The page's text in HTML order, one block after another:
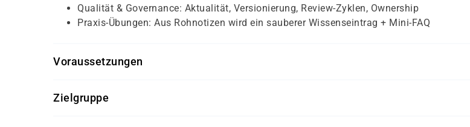
Qualität & Governance: Aktualität, Versionierung, Review-Zyklen, Ownership
Praxis-Übungen: Aus Rohnotizen wird ein sauberer Wissenseintrag + Mini-FAQ
Voraussetzungen
Grundlegende Computerkenntnisse
erste Erfahrung mit digitalen Tools oder Dokumentationssystemen von Vorteil
Zielgruppe